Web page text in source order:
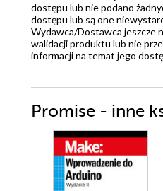
dostępu lub nie podano
dostępu lub są one
Wydawca/Dostawca jeszcze
walidacji produktu lub nie
informacji na temat jego
Promise - inne